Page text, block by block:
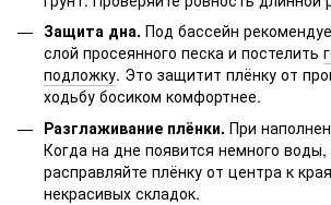
Защита дна. Под бассейн
слой просеянного песка и постелить
подложку. Это защитит плёнку от
ходьбу босиком комфортнее.
Разглаживание плёнки. При
Когда на дне появится немного воды,
расправляйте плёнку от центра к
некрасивых складок.